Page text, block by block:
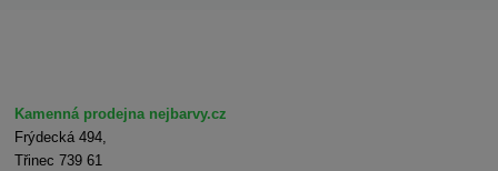
Kamenná prodejna nejbarvy.cz
Frýdecká 494,
Třinec 739 61